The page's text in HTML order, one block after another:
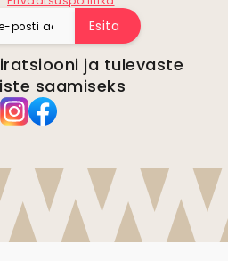
Esita
ja tulevaste
saamiseks